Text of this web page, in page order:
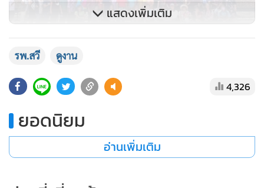
แสดงเพิ่มเติม
รพ.สวี ดูงาน
4,326
ยอดนิยม
อ่านเพิ่มเติม